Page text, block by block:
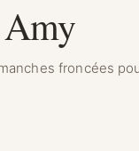
froncées